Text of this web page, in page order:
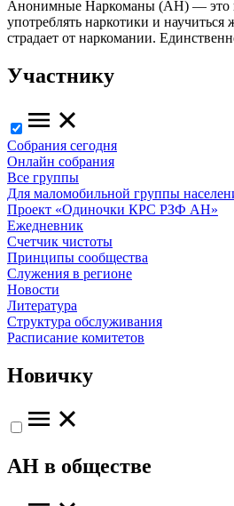
Анонимные Наркоманы (АН) — это
употреблять наркотики и
страдает от наркомании.
Участнику
Собрания сегодня
Онлайн собрания
Все группы
Для маломобильной группы
Проект «Одиночки КРС РЗФ АН»
Ежедневник
Счетчик чистоты
Принципы сообщества
Служения в регионе
Новости
Литература
Структура обслуживания
Расписание комитетов
Новичку
АН в обществе